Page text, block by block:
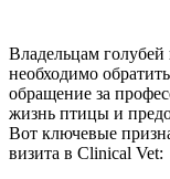
Владельцам голубей
необходимо
обращение за
жизнь птицы и
Вот ключевые
визита в Clinical Vet: